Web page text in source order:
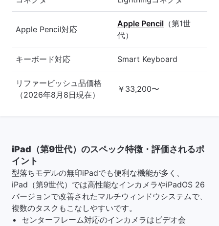
Apple Pencil対応
Apple Pencil （第1世
代）
キーボード対応 Smart Keyboard
リファービッシュ品価格
（2026年8月8日現在）
￥33,200〜
iPad（第9世代）のスペック特徴・評価されるポ
イント
型落ちモデルの無印iPadでも便利な機能が多く、
iPad（第9世代）では高性能なインカメラやiPadOS 26
バージョンで改善されたマルチウィンドウシステムで、
複数のタスクもこなしやすいです。
センターフレーム対応のインカメラはビデオ会